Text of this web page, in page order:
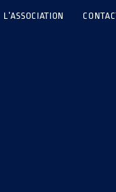
L’ASSOCIATION